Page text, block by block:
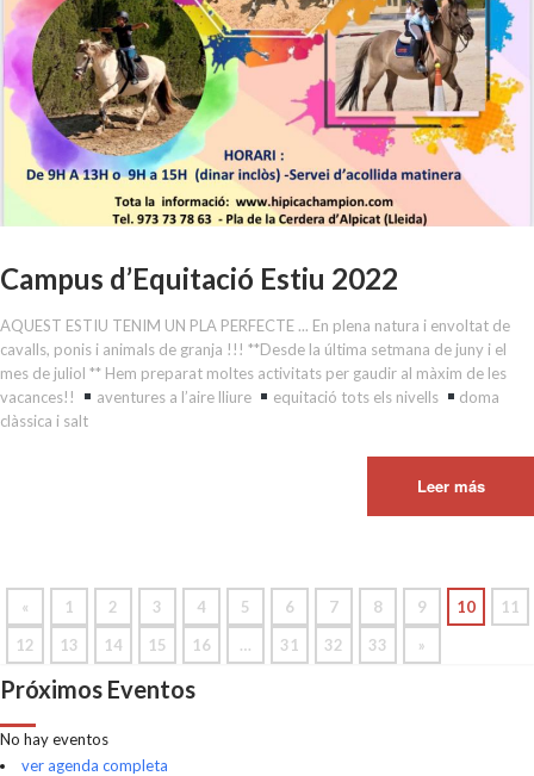
Campus d’Equitació Estiu 2022
AQUEST ESTIU TENIM UN PLA PERFECTE ... En plena natura i envoltat de
cavalls, ponis i animals de granja !!! **Desde la última setmana de juny i el
mes de juliol ** Hem preparat moltes activitats per gaudir al màxim de les
vacances!!
aventures a l’aire lliure equitació tots els nivells
doma
clàssica i salt
Leer más
« 1 2 3 4 5 6 7 8 9 10
11
12
13 14 15 16 … 31 32 33 »
Próximos Eventos
No hay eventos
ver agenda completa